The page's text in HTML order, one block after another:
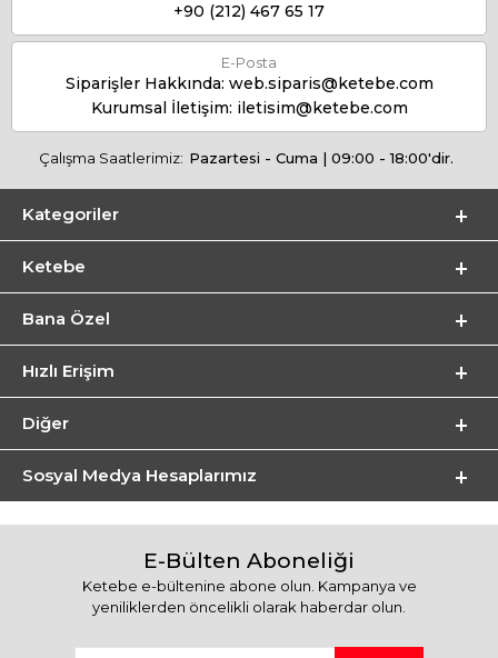
+90 (212) 467 65 17
E-Posta
Siparişler Hakkında: web.siparis@ketebe.com
Kurumsal İletişim: iletisim@ketebe.com
Çalışma Saatlerimiz: Pazartesi - Cuma | 09:00 - 18:00'dir.
Kategoriler
Ketebe
Bana Özel
Hızlı Erişim
Diğer
Sosyal Medya Hesaplarımız
E-Bülten Aboneliği
Ketebe e-bültenine abone olun. Kampanya ve
yeniliklerden öncelikli olarak haberdar olun.